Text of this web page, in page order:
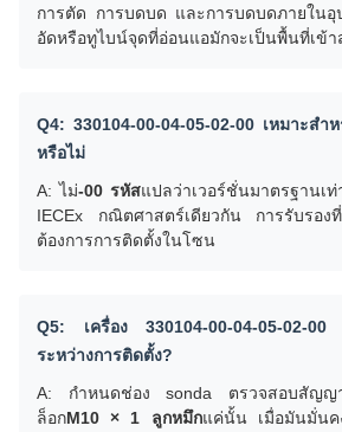
การตัด การบดบด และการบดบดภายใน
อัดหรือทูไบน์จุดที่อ่อนแอมักจะเป็นพื้นที่เข้าส
Q4: 330104-00-04-05-02-00 เหมาะสํา
หรือไม่
A: ไม่-00 รหัสแปลว่าเวอร์ชั่นมาตรฐานเ
IECEx กณิตศาสตร์เดียวกัน การรับรอ
ต้องการการติดตั้งในโซน
Q5: เครื่อง 330104-00-04-05-02-00
ระหว่างการติดตั้ง?
A: กําหนดช่อง sonda ตรวจสอบสัญญ
ล็อกM10 × 1 ลูกหมึกแค่นั้น เมื่อมันมั่น